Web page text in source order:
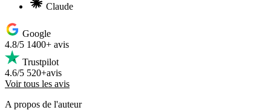
Claude
Google
4.8/5 1400+ avis
Trustpilot
4.6/5 520+avis
Voir tous les avis
A propos de l'auteur